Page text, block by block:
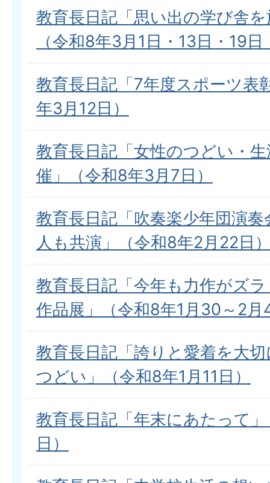
教育長日記「思い出の学び舎
（令和8年3月1日・13日・19
教育長日記「7年度スポーツ表
年3月12日）
教育長日記「女性のつどい・
催」（令和8年3月7日）
教育長日記「吹奏楽少年団演
人も共演」（令和8年2月22日
教育長日記「今年も力作がズ
作品展」（令和8年1月30～2月
教育長日記「誇りと愛着を大
つどい」（令和8年1月11日）
教育長日記「年末にあたって
日）